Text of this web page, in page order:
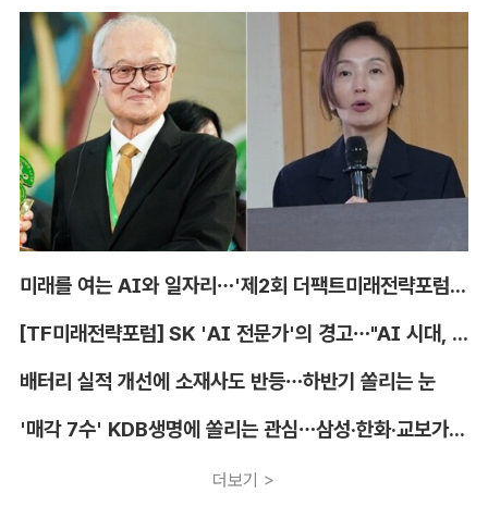
미래를 여는 AI와 일자리…'제2회 더팩트미래전략포럼' 참가 신청
[TF미래전략포럼] SK 'AI 전문가'의 경고…"AI 시대, 인재 격차 더 커진다"
배터리 실적 개선에 소재사도 반등…하반기 쏠리는 눈
'매각 7수' KDB생명에 쏠리는 관심…삼성·한화·교보가 주목하는 이유
더보기 >